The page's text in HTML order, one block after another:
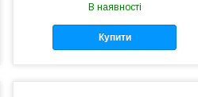
В наявності
Купити